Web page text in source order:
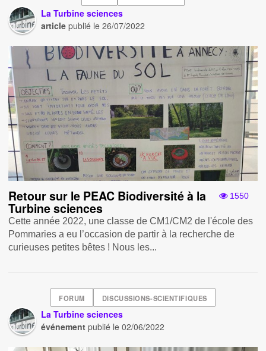
La Turbine sciences
article publié le26/07/2022
1550
Retour sur le PEAC Biodiversité à la
Turbine sciences
Cette année 2022, une classe de CM1/CM2 de l'école des
Pommaries a eu l’occasion de partir à la recherche de
curieuses petites bêtes ! Nous les...
FORUM DISCUSSIONS-SCIENTIFIQUES
La Turbine sciences
événement publié le02/06/2022